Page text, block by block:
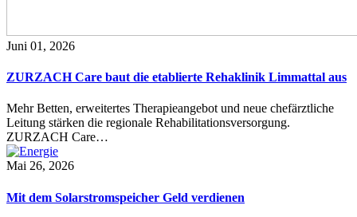
Juni 01, 2026
ZURZACH Care baut die etablierte Rehaklinik Limmattal aus
Mehr Betten, erweitertes Therapieangebot und neue chefärztliche
Leitung stärken die regionale Rehabilitationsversorgung.
ZURZACH Care…
Mai 26, 2026
Mit dem Solarstromspeicher Geld verdienen